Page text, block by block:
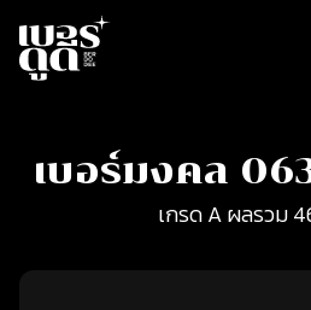
เบอร์มงคล
เกรด A ผลรวม